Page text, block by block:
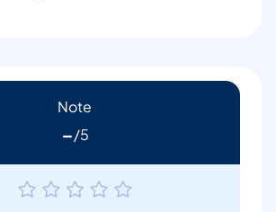
Note
-